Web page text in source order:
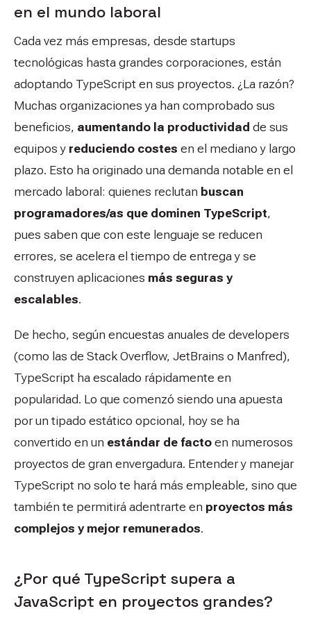
en el mundo laboral
Cada vez más empresas, desde startups
tecnológicas hasta grandes corporaciones, están
adoptando TypeScript en sus proyectos. ¿La razón?
Muchas organizaciones ya han comprobado sus
beneficios, aumentando la productividad de sus
equipos y reduciendo costes en el mediano y largo
plazo. Esto ha originado una demanda notable en el
mercado laboral: quienes reclutan buscan
programadores/as que dominen TypeScript,
pues saben que con este lenguaje se reducen
errores, se acelera el tiempo de entrega y se
construyen aplicaciones más seguras y
escalables.
De hecho, según encuestas anuales de developers
(como las de Stack Overflow, JetBrains o Manfred),
TypeScript ha escalado rápidamente en
popularidad. Lo que comenzó siendo una apuesta
por un tipado estático opcional, hoy se ha
convertido en un estándar de facto en numerosos
proyectos de gran envergadura. Entender y manejar
TypeScript no solo te hará más empleable, sino que
también te permitirá adentrarte en proyectos más
complejos y mejor remunerados.
¿Por qué TypeScript supera a
JavaScript en proyectos grandes?